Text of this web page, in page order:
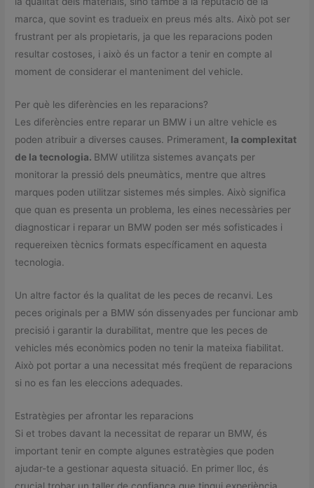
marca, que sovint es tradueix en preus més alts. Això pot ser
frustrant per als propietaris, ja que les reparacions poden
resultar costoses, i això és un factor a tenir en compte al
moment de considerar el manteniment del vehicle.
Per què les diferències en les reparacions?
Les diferències entre reparar un BMW i un altre vehicle es
poden atribuir a diverses causes. Primerament, la complexitat
de la tecnologia. BMW utilitza sistemes avançats per
monitorar la pressió dels pneumàtics, mentre que altres
marques poden utilitzar sistemes més simples. Això significa
que quan es presenta un problema, les eines necessàries per
diagnosticar i reparar un BMW poden ser més sofisticades i
requereixen tècnics formats específicament en aquesta
tecnologia.
Un altre factor és la qualitat de les peces de recanvi. Les
peces originals per a BMW són dissenyades per funcionar amb
precisió i garantir la durabilitat, mentre que les peces de
vehicles més econòmics poden no tenir la mateixa fiabilitat.
Això pot portar a una necessitat més freqüent de reparacions
si no es fan les eleccions adequades.
Estratègies per afrontar les reparacions
Si et trobes davant la necessitat de reparar un BMW, és
important tenir en compte algunes estratègies que poden
ajudar-te a gestionar aquesta situació. En primer lloc, és